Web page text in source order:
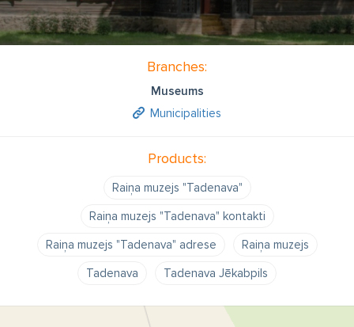
Branches:
Museums
Municipalities
Products:
Raiņa muzejs "Tadenava"
Raiņa muzejs "Tadenava" kontakti
Raiņa muzejs "Tadenava" adrese
Raiņa muzejs
Tadenava
Tadenava Jēkabpils